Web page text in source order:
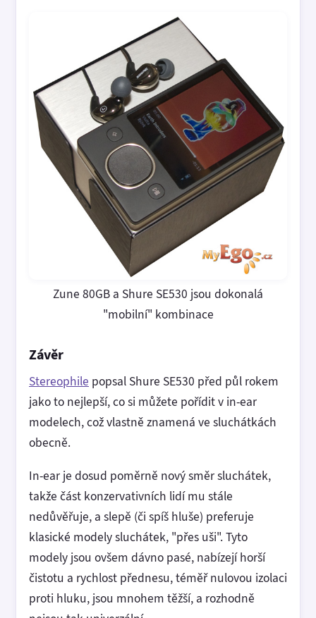
Zune 80GB a Shure SE530 jsou dokonalá
"mobilní" kombinace
Závěr
Stereophile popsal Shure SE530 před půl rokem
jako to nejlepší, co si můžete pořídit v in-ear
modelech, což vlastně znamená ve sluchátkách
obecně.
In-ear je dosud poměrně nový směr sluchátek,
takže část konzervativních lidí mu stále
nedůvěřuje, a slepě (či spíš hluše) preferuje
klasické modely sluchátek, "přes uši". Tyto
modely jsou ovšem dávno pasé, nabízejí horší
čistotu a rychlost přednesu, téměř nulovou izolaci
proti hluku, jsou mnohem těžší, a rozhodně